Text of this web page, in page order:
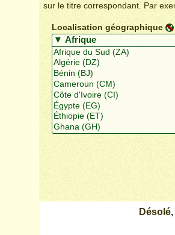
sur le titre correspondant. Par
Localisation géographique